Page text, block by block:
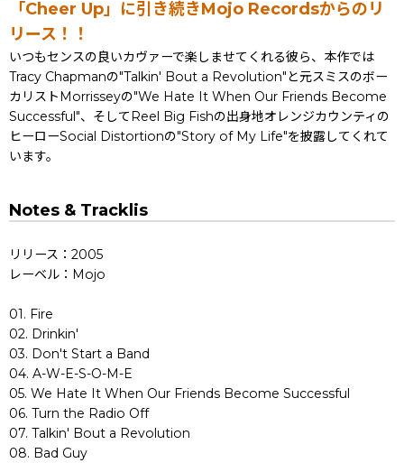
「Cheer Up」に引き続きMojo Recordsからのリ
リース！！
いつもセンスの良いカヴァーで楽しませてくれる彼ら、本作では
Tracy Chapmanの"Talkin' Bout a Revolution"と元スミスのボー
カリストMorrisseyの"We Hate It When Our Friends Become
Successful"、そしてReel Big Fishの出身地オレンジカウンティの
ヒーローSocial Distortionの"Story of My Life"を披露してくれて
います。
Notes & Tracklis
リリース：2005
レーベル：Mojo
01. Fire
02. Drinkin'
03. Don't Start a Band
04. A-W-E-S-O-M-E
05. We Hate It When Our Friends Become Successful
06. Turn the Radio Off
07. Talkin' Bout a Revolution
08. Bad Guy